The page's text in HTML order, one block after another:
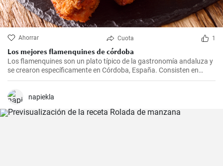
Ahorrar Cuota 1
Los mejores flamenquines de córdoba
Los flamenquines son un plato típico de la gastronomía andaluza y
se crearon específicamente en Córdoba, España. Consisten en
rollitos de jamón serrano y carne de cerdo empanados y fritos. Son
como tapas y son comúnmente acompañados con papas fritas y
mayonesa.
napiekla